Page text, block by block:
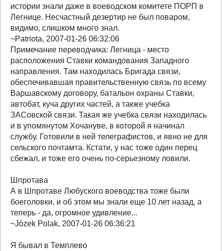
истории знали даже в воеводском комитете ПОРП в
Легнице. Несчастный дезертир не был поваром,
видимо, слишком много знал.
~Patriota, 2007-01-26 06:32:06
Примечание переводчика: Легница - место
расположения Ставки командования Западного
направления. Там находилась Бригада связи,
обеспечивавшая правительственную связь по всему
Варшавскому договору, батальон охраны Ставки,
автобат, куча других частей, а также учебка
ЗАСовской связи. Такая же учебка связи находилась
и в упомянутом Хочануве, в которой я начинал
службу. Готовили в ней телеграфистов, и явно не для
сельского почтамта. Кстати, у нас тоже один перец
сбежал, и тоже его очень по-серьезному ловили.
Шпротава
А в Шпротаве Любуского воеводства тоже были
боеголовки, и об этом мы знали еще 10 лет назад, а
теперь - да, огромное удивление...
~Józek Polak, 2007-01-26 06:36:21
Я бывал в Темплево